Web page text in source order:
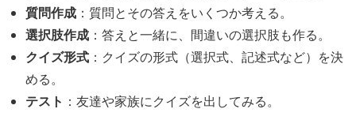
質問作成 ：質問とその答えをいくつか考える。
選択肢作成 ：答えと一緒に、間違いの選択肢も作る。
クイズ形式 ：クイズの形式（選択式、記述式など）を決
める。
テスト ：友達や家族にクイズを出してみる。